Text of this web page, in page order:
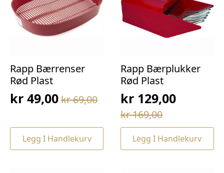
Rapp Bærrenser
Rød Plast
kr69,00
Opprinnelig
var:
kr 69,00.
kr 49,00
Nåværende
er:
kr 49,00.
Legg I Handlekurv
Rapp Bærplukker
Rød Plast
kr169,00
Opprinnelig
pris
var:
kr129,00
Nåværende
pris
er:Legg I Handlekurv